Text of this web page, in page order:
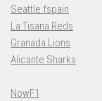
Seattle fspain
La Tisana Reds
Granada Lions
Alicante Sharks
NowF1